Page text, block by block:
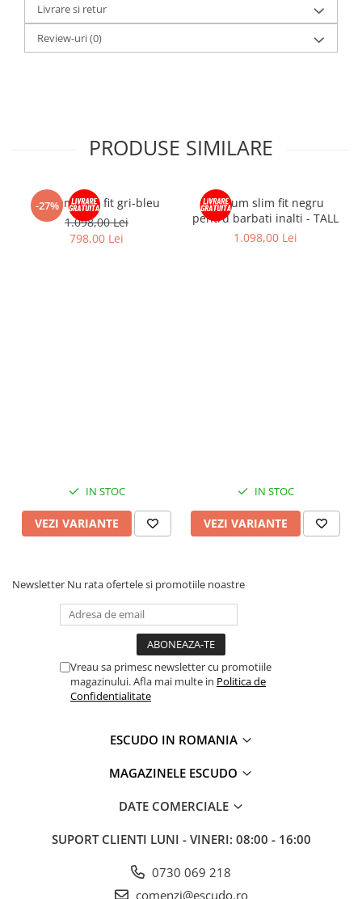
Livrare si retur
Review-uri(0)
PRODUSE SIMILARE
-27%
Costum slim fit gri-bleu
1.098,00 Lei
798,00 Lei
IN STOC
VEZI VARIANTE
Costum slim fit negru
pentru barbati inalti - TALL
1.098,00 Lei
IN STOC
VEZI VARIANTE
Newsletter Nu rata ofertele si promotiile noastre
Vreau sa primesc newsletter cu promotiile
magazinului. Afla mai multe in Politica de
Confidentialitate
ESCUDO IN ROMANIA
MAGAZINELE ESCUDO
DATE COMERCIALE
SUPORT CLIENTI LUNI - VINERI: 08:00 - 16:00
0730 069 218
comenzi@escudo.ro